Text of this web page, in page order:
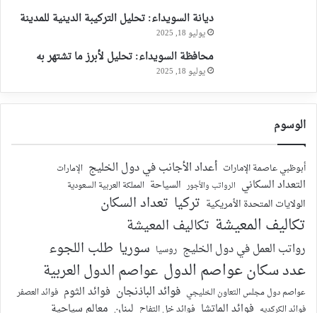
ديانة السويداء: تحليل التركيبة الدينية للمدينة
يوليو 18, 2025
محافظة السويداء: تحليل لأبرز ما تشتهر به
يوليو 18, 2025
الوسوم
أبوظبي عاصمة الإمارات أعداد الأجانب في دول الخليج الإمارات
التعداد السكاني الرواتب والأجور السياحة المملكة العربية السعودية
الولايات المتحدة الأمريكية تركيا تعداد السكان
تكاليف المعيشة تكاليف المعيشة
رواتب العمل في دول الخليج روسيا سوريا طلب اللجوء
عدد سكان عواصم الدول عواصم الدول العربية
عواصم دول مجلس التعاون الخليجي فوائد الباذنجان فوائد الثوم فوائد العصفر
فوائد الكركديه فوائد الماتشا فوائد خل التفاح لبنان معالم سياحية